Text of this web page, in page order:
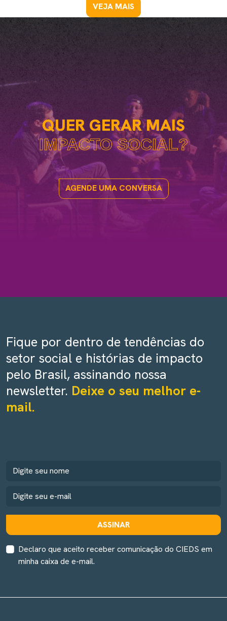
VEJA MAIS
QUER GERAR MAIS
IMPACTO SOCIAL?
AGENDE UMA CONVERSA
Fique por dentro de tendências do
setor social e histórias de impacto
pelo Brasil, assinando nossa
newsletter. Deixe o seu melhor e-
mail.
ASSINAR
Declaro que aceito receber comunicação do CIEDS em
minha caixa de e-mail.